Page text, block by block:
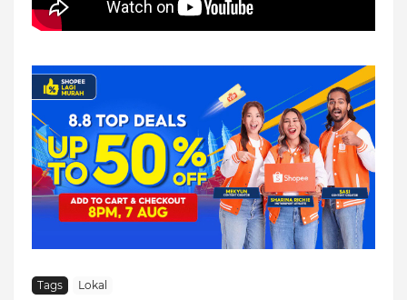
Tags Lokal